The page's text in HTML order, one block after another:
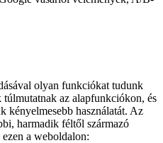
olyan funkciókat tudunk
az alapfunkciókon, és
kényelmesebb használatát. Az
harmadik féltől származó
a weboldalon: